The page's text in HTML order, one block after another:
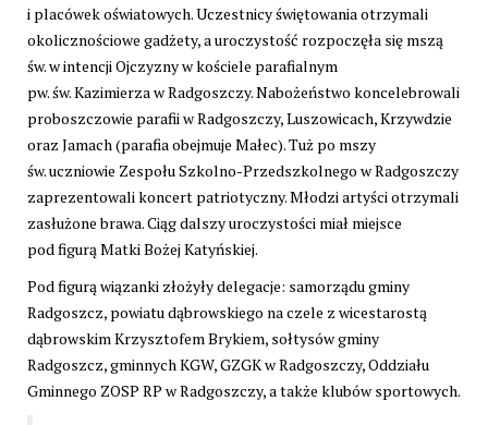
i placówek oświatowych. Uczestnicy świętowania otrzymali
okolicznościowe gadżety, a uroczystość rozpoczęła się mszą
św. w intencji Ojczyzny w kościele parafialnym
pw. św. Kazimierza w Radgoszczy. Nabożeństwo koncelebrowali
proboszczowie parafii w Radgoszczy, Luszowicach, Krzywdzie
oraz Jamach (parafia obejmuje Małec). Tuż po mszy
św. uczniowie Zespołu Szkolno-Przedszkolnego w Radgoszczy
zaprezentowali koncert patriotyczny. Młodzi artyści otrzymali
zasłużone brawa. Ciąg dalszy uroczystości miał miejsce
pod figurą Matki Bożej Katyńskiej.
Pod figurą wiązanki złożyły delegacje: samorządu gminy
Radgoszcz, powiatu dąbrowskiego na czele z wicestarostą
dąbrowskim Krzysztofem Brykiem, sołtysów gminy
Radgoszcz, gminnych KGW, GZGK w Radgoszczy, Oddziału
Gminnego ZOSP RP w Radgoszczy, a także klubów sportowych.